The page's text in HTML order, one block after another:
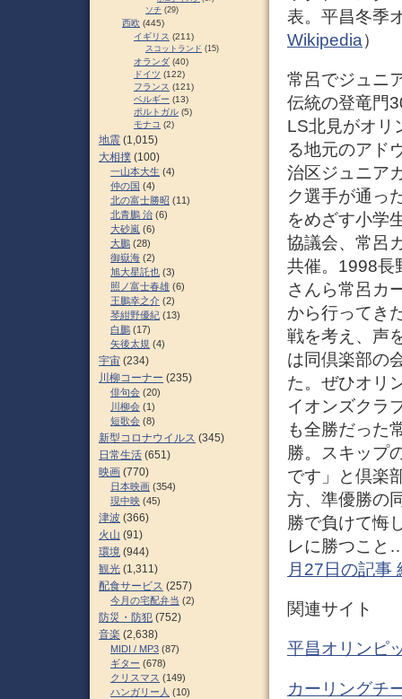
表。平昌冬季
Wikipedia）
常呂でジュニ
伝統の登竜門
LS北見がオリ
る地元のアド
治区ジュニア
ク選手が通っ
をめざす小学
協議会、常呂
共催。1998長
さんら常呂カ
から行ってき
戦を考え、声
は同倶楽部の
た。ぜひオリ
イオンズクラ
も全勝だった
勝。スキップ
です」と倶楽
方、準優勝の
勝で負けて悔
レに勝つこと
月27日の記事
関連サイト
平昌オリンピ
カーリングチ
ソチ (29)
西欧 (445)
イギリス (211)
スコットランド (15)
オランダ (40)
ドイツ (122)
フランス (121)
ベルギー (13)
ポルトガル (5)
モナコ (2)
地震 (1,015)
大相撲 (100)
一山本大生 (4)
仲の国 (4)
北の富士勝昭 (11)
北青鵬 治 (6)
大砂嵐 (6)
大鵬 (28)
御嶽海 (2)
旭大星託也 (3)
照ノ富士春雄 (6)
王鵬幸之介 (2)
琴紺野優紀 (13)
白鵬 (17)
矢後太規 (4)
宇宙 (234)
川柳コーナー (235)
俳句会 (20)
川柳会 (1)
短歌会 (8)
新型コロナウイルス (345)
日常生活 (651)
映画 (770)
日本映画 (354)
現中映 (45)
津波 (366)
火山 (91)
環境 (944)
観光 (1,311)
配食サービス (257)
今月の宅配弁当 (2)
防災・防犯 (752)
音楽 (2,638)
MIDI / MP3 (87)
ギター (678)
クリスマス (149)
ハンガリー人 (10)